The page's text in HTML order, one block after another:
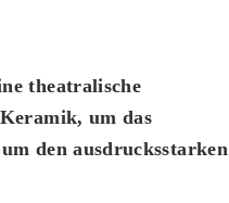
theatralische
um das
den ausdrucksstarken